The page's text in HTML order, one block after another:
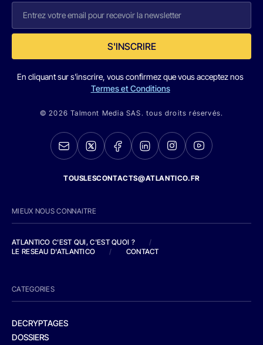
S'INSCRIRE
En cliquant sur s'inscrire, vous confirmez que vous acceptez nos
Termes et Conditions
© 2026 Talmont Media SAS. tous droits réservés.
TOUSLESCONTACTS@ATLANTICO.FR
MIEUX NOUS CONNAITRE
ATLANTICO C'EST QUI, C'EST QUOI ?
/
LE RESEAU D'ATLANTICO
/ CONTACT
CATEGORIES
DECRYPTAGES
DOSSIERS